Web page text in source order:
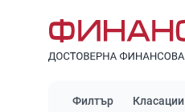
Филтър Класации